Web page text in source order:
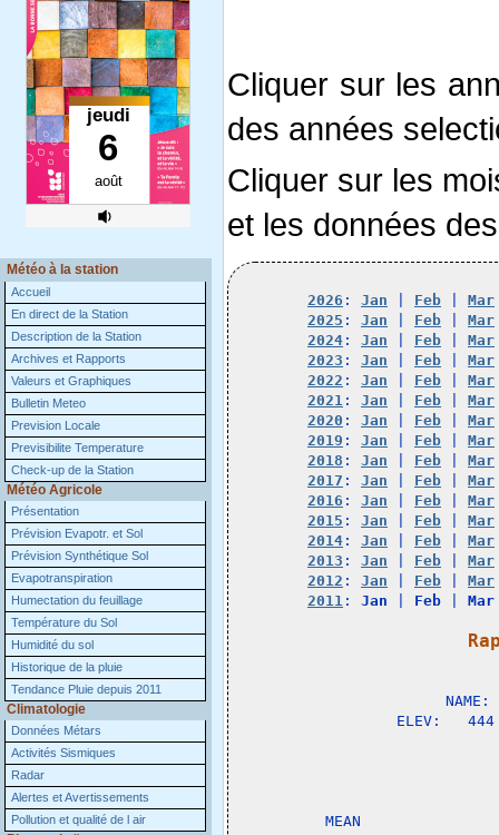
Météo à la station
Accueil
En direct de la Station
Description de la Station
Archives et Rapports
Valeurs et Graphiques
Bulletin Meteo
Prevision Locale
Previsibilite Temperature
Check-up de la Station
Météo Agricole
Présentation
Prévision Evapotr. et Sol
Prévision Synthétique Sol
Evapotranspiration
Humectation du feuillage
Température du Sol
Humidité du sol
Historique de la pluie
Tendance Pluie depuis 2011
Climatologie
Données Métars
Activités Sismiques
Radar
Alertes et Avertissements
Pollution et qualité de l air
Cliquer sur les
des années
Cliquer sur les
et les données
2026 : Jan Feb Mar
2025 : Jan Feb Mar
2024 : Jan Feb Mar
2023 : Jan Feb Mar
2022 : Jan Feb Mar
2021 : Jan Feb Mar
2020 : Jan Feb Mar
2019 : Jan Feb Mar
2018 : Jan Feb Mar
2017 : Jan Feb Mar
2016 : Jan Feb Mar
2015 : Jan Feb Mar
2014 : Jan Feb Mar
2013 : Jan Feb Mar
2012 : Jan Feb Mar
2011 : Jan Feb Mar
ELEV:
MEAN